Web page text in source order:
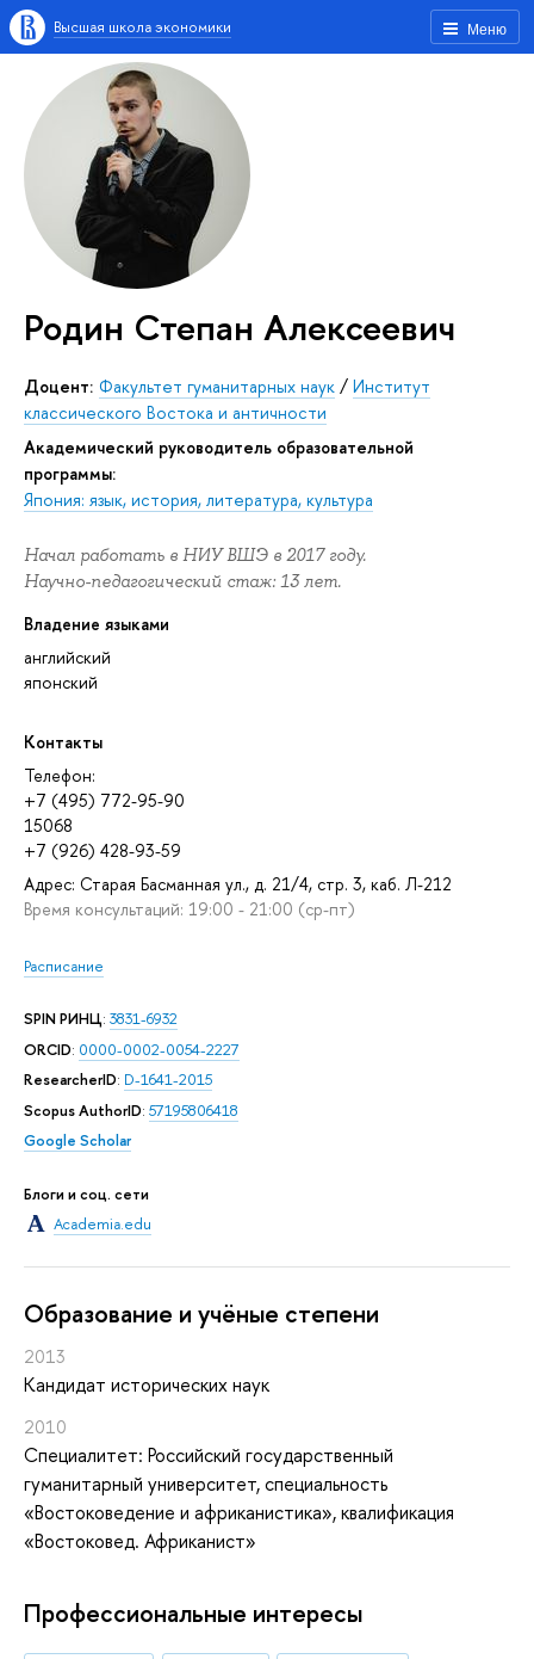
Меню
Высшая школа экономики
Родин Степан Алексеевич
Доцент: Факультет гуманитарных наук / Институт
классического Востока и античности
Академический руководитель образовательной
программы:
Япония: язык, история, литература, культура
Начал работать в НИУ ВШЭ в 2017 году.
Научно-педагогический стаж: 13 лет.
Владение языками
английский
японский
Контакты
Телефон:
+7 (495) 772-95-90
15068
+7 (926) 428-93-59
Адрес: Старая Басманная ул., д. 21/4, стр. 3, каб. Л-212
Время консультаций: 19:00 - 21:00 (ср-пт)
Расписание
SPIN РИНЦ: 3831-6932
ORCID: 0000-0002-0054-2227
ResearcherID: D-1641-2015
Scopus AuthorID: 57195806418
Google Scholar
Блоги и соц. сети
Academia.edu
Oбразование и учёные степени
2013
Кандидат исторических наук
2010
Специалитет: Российский государственный
гуманитарный университет, специальность
«Востоковедение и африканистика», квалификация
«Востоковед. Африканист»
Профессиональные интересы